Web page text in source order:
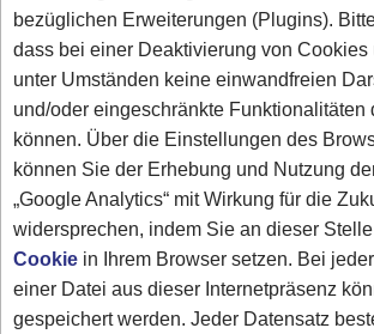
bezüglichen Erweiterungen (Plugins).
dass bei einer Deaktivierung von Cookies
unter Umständen keine einwandfreien
und/oder eingeschränkte Funktionalitäten
können. Über die Einstellungen des
können Sie der Erhebung und Nutzung
„Google Analytics“ mit Wirkung für die
widersprechen, indem Sie an dieser
Cookie in Ihrem Browser setzen. Bei
einer Datei aus dieser Internetpräsenz
gespeichert werden. Jeder Datensatz